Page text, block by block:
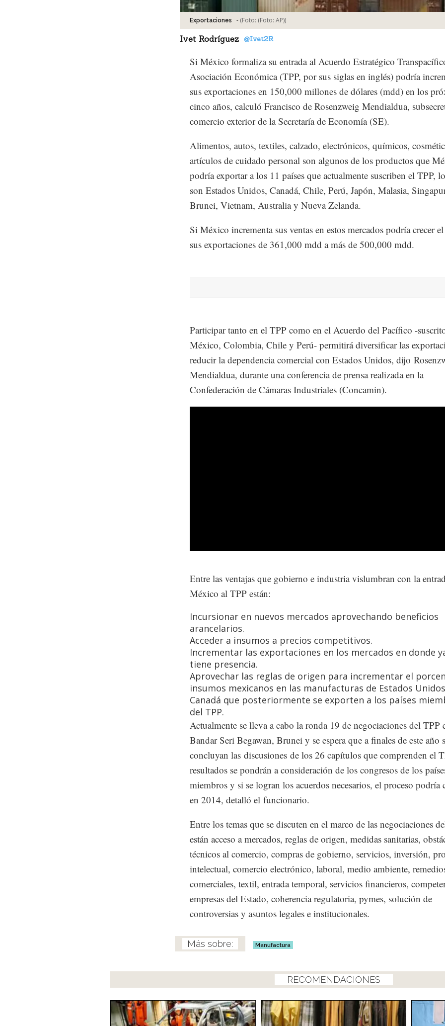
Exportaciones - (Foto: (Foto: AP))
Ivet Rodríguez @Ivet2R
Si México formaliza su entrada al Acuerdo Estratégico
Asociación Económica (TPP, por sus siglas en inglés) podría
sus exportaciones en 150,000 millones de dólares (mdd) en los
cinco años, calculó Francisco de Rosenzweig Mendialdua,
comercio exterior de la Secretaría de Economía (SE).
Alimentos, autos, textiles, calzado, electrónicos, químicos,
artículos de cuidado personal son algunos de los productos que
podría exportar a los 11 países que actualmente suscriben el TPP,
son Estados Unidos, Canadá, Chile, Perú, Japón, Malasia,
Brunei, Vietnam, Australia y Nueva Zelanda.
Si México incrementa sus ventas en estos mercados podría crecer
sus exportaciones de 361,000 mdd a más de 500,000 mdd.
Participar tanto en el TPP como en el Acuerdo del Pacífico -
México, Colombia, Chile y Perú- permitirá diversificar las
reducir la dependencia comercial con Estados Unidos, dijo
Mendialdua, durante una conferencia de prensa realizada en la
Confederación de Cámaras Industriales (Concamin).
Entre las ventajas que gobierno e industria vislumbran con la
México al TPP están:
Incursionar en nuevos mercados aprovechando beneficios
arancelarios.
Acceder a insumos a precios competitivos.
Incrementar las exportaciones en los mercados en donde
tiene presencia.
Aprovechar las reglas de origen para incrementar el
insumos mexicanos en las manufacturas de Estados
Canadá que posteriormente se exporten a los países
del TPP.
Actualmente se lleva a cabo la ronda 19 de negociaciones del TPP
Bandar Seri Begawan, Brunei y se espera que a finales de este año
concluyan las discusiones de los 26 capítulos que comprenden el
resultados se pondrán a consideración de los congresos de los
miembros y si se logran los acuerdos necesarios, el proceso podría
en 2014, detalló el funcionario.
Entre los temas que se discuten en el marco de las negociaciones
están acceso a mercados, reglas de origen, medidas sanitarias,
técnicos al comercio, compras de gobierno, servicios, inversión,
intelectual, comercio electrónico, laboral, medio ambiente,
comerciales, textil, entrada temporal, servicios financieros,
empresas del Estado, coherencia regulatoria, pymes, solución de
controversias y asuntos legales e institucionales.
Manufactura
RECOMENDACIONES